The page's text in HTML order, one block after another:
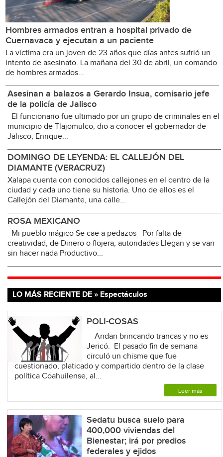
Hombres armados entran a hospital privado de
Cuernavaca y ejecutan a un paciente
La víctima era un joven de 23 años que días antes sufrió un
intento de asesinato. La mañana del 30 de abril, un comando
de hombres armados...
Asesinan a balazos a Gerardo Insua, comisario jefe
de la policía de Jalisco
El funcionario fue ultimado por un grupo de criminales en el
municipio de Tlajomulco, dio a conocer el gobernador de
Jalisco, Enrique...
DOMINGO DE LEYENDA: EL CALLEJÓN DEL
DIAMANTE (VERACRUZ)
Xalapa cuenta con conocidos callejones en el centro de la
ciudad y cada uno tiene su historia. Uno de ellos es el
Callejón del Diamante, una calle...
ROSA MEXICANO
Mi pueblo mágico Se cae a pedazos Por falta de
creatividad, de Dinero o flojera, autoridades Llegan y se van
sin hacer nada Productivo...
LO MÁS RECIENTE DE » Espectáculos
POLI-COSAS
Andan brincando trancas y no es
Jericó. El pasado fin de semana
circuló un chisme que fue
cuestionado, platicado y compartido dentro de la clase
política Coahuilense, al...
Leer más
Sedatu busca suelo para
400,000 viviendas del
Bienestar; irá por predios
federales y ejidos